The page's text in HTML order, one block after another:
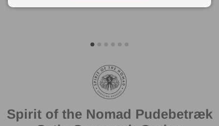
Spirit of the Nomad Pudebetræk